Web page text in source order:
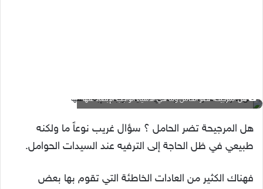
هل المرجيحة تضر الحامل وما هي الأشياء الواجب الإبتعاد عنها
هل المرجيحة تضر الحامل ؟ سؤال غريب نوعاً ما ولكنه
طبيعي في ظل الحاجة إلى الترفيه عند السيدات الحوامل.
فهناك الكثير من العادات الخاطئة التي تقوم بها بعض